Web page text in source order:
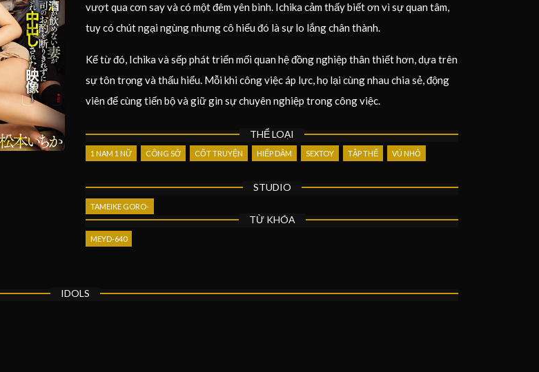
vượt qua cơn say và có một đêm yên bình. Ichika cảm thấy biết ơn vì sự quan tâm,
tuy có chút ngại ngùng nhưng cô hiểu đó là sự lo lắng chân thành.
Kể từ đó, Ichika và sếp phát triển mối quan hệ đồng nghiệp thân thiết hơn, dựa trên
sự tôn trọng và thấu hiểu. Mỗi khi công việc áp lực, họ lại cùng nhau chia sẻ, động
viên để cùng tiến bộ và giữ gìn sự chuyên nghiệp trong công việc.
THỂ LOẠI
1 NAM 1 NỮ CÔNG SỞ CỐT TRUYỆN HIẾP DÂM SEXTOY TẬP THỂ VÚ NHỎ
STUDIO
TAMEIKE GORO-
TỪ KHÓA
MEYD-640
IDOLS